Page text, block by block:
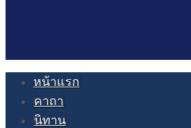
หน้าแรก
คาถา
นิทาน